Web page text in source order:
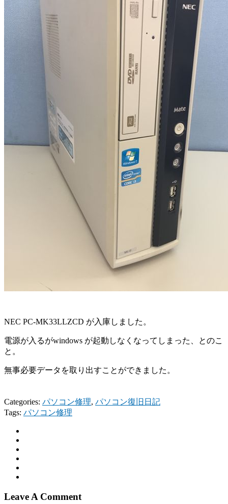
NEC PC-MK33LLZCD が入庫しました。
電源が入るがwindows が起動しなくなってしまった、とのこ
と。
無事必要データを取り出すことができました。
Categories: パソコン修理, パソコン復旧日記
Tags: パソコン修理
Leave A Comment